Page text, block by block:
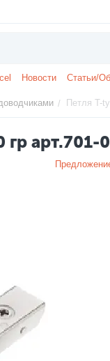
Новости Статьи/
/ Петля T-
арт.701-